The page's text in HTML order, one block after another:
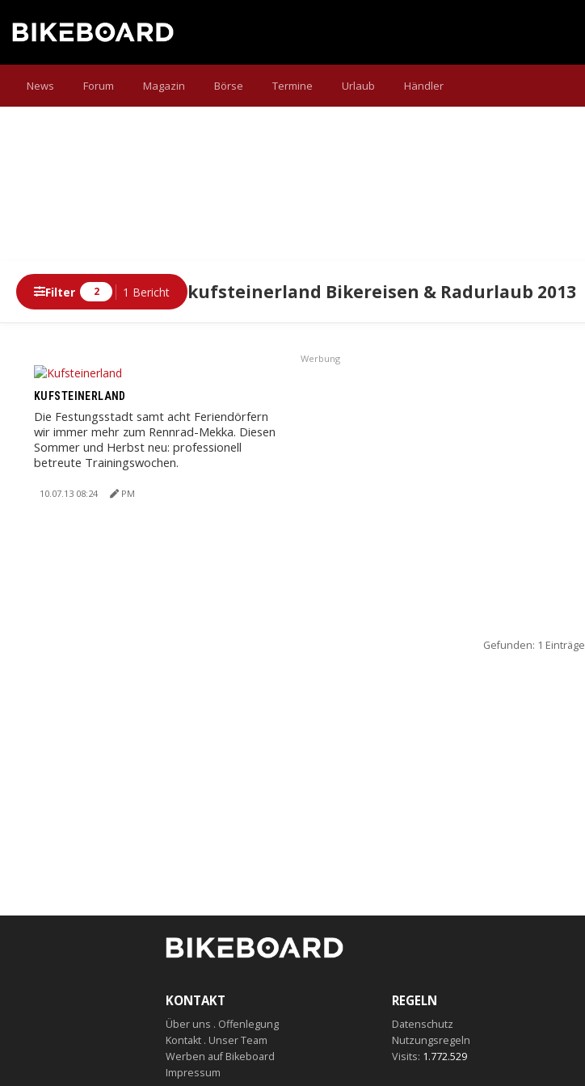
News Forum Magazin Börse Termine Urlaub Händler
Filter 2 1 Bericht kufsteinerland Bikereisen & Radurlaub 2013
KUFSTEINERLAND
Die Festungsstadt samt acht Feriendörfern
wir immer mehr zum Rennrad-Mekka. Diesen
Sommer und Herbst neu: professionell
betreute Trainingswochen.
10.07.13 08:24 PM
Werbung
Gefunden: 1 Einträge
KONTAKT
Über uns . Offenlegung
Kontakt . Unser Team
Werben auf Bikeboard
Impressum
REGELN
Datenschutz
Nutzungsregeln
Visits: 1.772.529